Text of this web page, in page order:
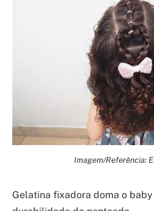
Imagem/Referência:
Gelatina fixadora doma o